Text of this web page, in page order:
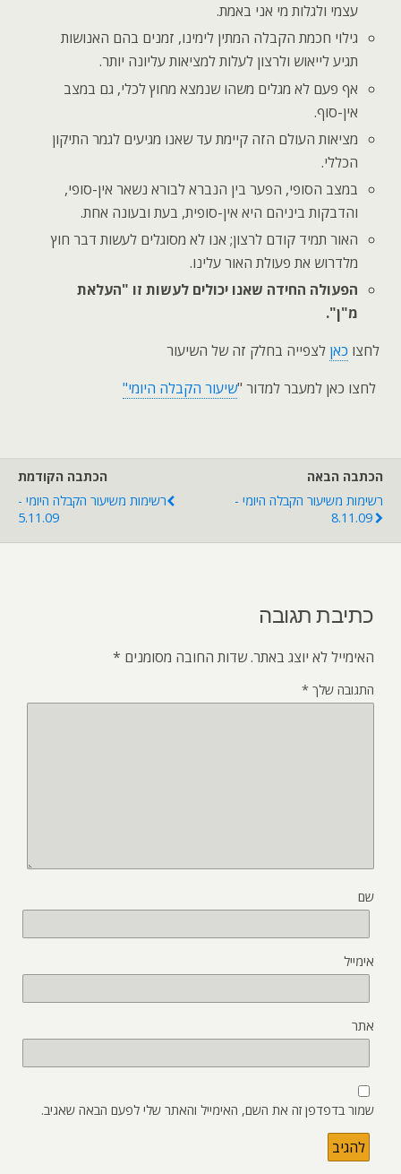
עצמי ולגלות מי אני באמת.
גילוי חכמת הקבלה המתין לימינו, זמנים בהם האנושות
תגיע לייאוש ולרצון לעלות למציאות עליונה יותר.
אף פעם לא מגלים משהו שנמצא מחוץ לכלי, גם במצב
אין-סוף.
מציאות העולם הזה קיימת עד שאנו מגיעים לגמר התיקון
הכללי.
במצב הסופי, הפער בין הנברא לבורא נשאר אין-סופי,
והדבקות ביניהם היא אין-סופית, בעת ובעונה אחת.
האור תמיד קודם לרצון; אנו לא מסוגלים לעשות דבר חוץ
מלדרוש את פעולת האור עלינו.
הפעולה החידה שאנו יכולים לעשות זו "העלאת
מ"ן".
לחצו כאן לצפייה בחלק זה של השיעור
לחצו כאן למעבר למדור "שיעור הקבלה היומי"
הכתבה הקודמת
רשימות משיעור הקבלה היומי -
5.11.09
הכתבה הבאה
רשימות משיעור הקבלה היומי -
8.11.09
כתיבת תגובה
האימייל לא יוצג באתר.שדות החובה מסומנים *
התגובה שלך *
שם
אימייל
אתר
שמור בדפדפן זה את השם, האימייל והאתר שלי לפעם הבאה שאגיב.